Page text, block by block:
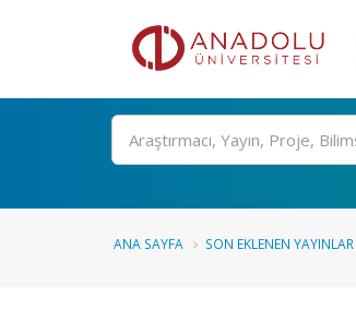
Ara
ANA SAYFA SON EKLENEN YAYINLAR